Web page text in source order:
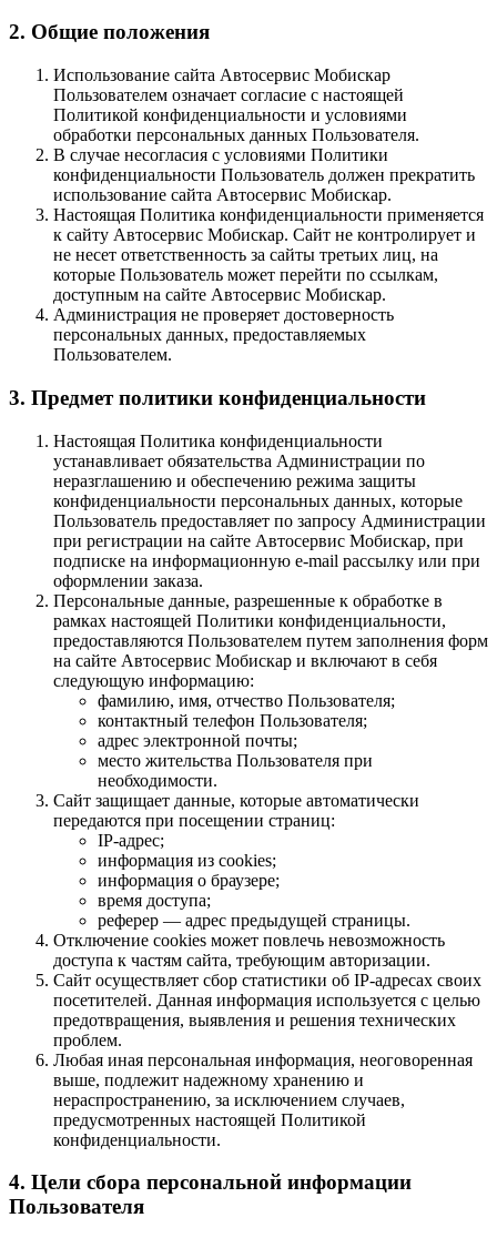
2. Общие положения
Использование сайта Автосервис Мобискар
Пользователем означает согласие с настоящей
Политикой конфиденциальности и условиями
обработки персональных данных Пользователя.
В случае несогласия с условиями Политики
конфиденциальности Пользователь должен прекратить
использование сайта Автосервис Мобискар.
Настоящая Политика конфиденциальности применяется
к сайту Автосервис Мобискар. Сайт не контролирует и
не несет ответственность за сайты третьих лиц, на
которые Пользователь может перейти по ссылкам,
доступным на сайте Автосервис Мобискар.
Администрация не проверяет достоверность
персональных данных, предоставляемых
Пользователем.
3. Предмет политики конфиденциальности
Настоящая Политика конфиденциальности
устанавливает обязательства Администрации по
неразглашению и обеспечению режима защиты
конфиденциальности персональных данных, которые
Пользователь предоставляет по запросу Администрации
при регистрации на сайте Автосервис Мобискар, при
подписке на информационную e-mail рассылку или при
оформлении заказа.
Персональные данные, разрешенные к обработке в
рамках настоящей Политики конфиденциальности,
предоставляются Пользователем путем заполнения форм
на сайте Автосервис Мобискар и включают в себя
следующую информацию:
фамилию, имя, отчество Пользователя;
контактный телефон Пользователя;
адрес электронной почты;
место жительства Пользователя при
необходимости.
Сайт защищает данные, которые автоматически
передаются при посещении страниц:
IP-адрес;
информация из cookies;
информация о браузере;
время доступа;
реферер — адрес предыдущей страницы.
Отключение cookies может повлечь невозможность
доступа к частям сайта, требующим авторизации.
Сайт осуществляет сбор статистики об IP-адресах своих
посетителей. Данная информация используется с целью
предотвращения, выявления и решения технических
проблем.
Любая иная персональная информация, неоговоренная
выше, подлежит надежному хранению и
нераспространению, за исключением случаев,
предусмотренных настоящей Политикой
конфиденциальности.
4. Цели сбора персональной информации
Пользователя